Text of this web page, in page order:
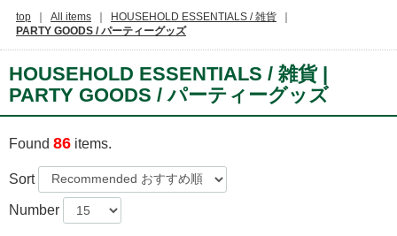
top All items
HOUSEHOLD ESSENTIALS / 雑貨
PARTY GOODS / パーティーグッズ
HOUSEHOLD ESSENTIALS / 雑貨 |
PARTY GOODS / パーティーグッズ
Found 86 items.
Sort
Number